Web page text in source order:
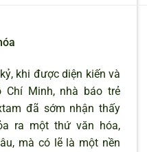
khi được diện kiến và
Chí Minh, nhà báo trẻ
đã sớm nhận thấy
ra một thứ văn hóa,
mà có lẽ là một nền